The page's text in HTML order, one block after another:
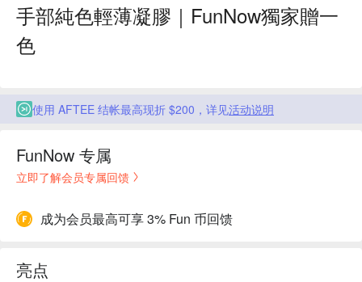
手部純色輕薄凝膠｜FunNow獨家贈一
色
使用 AFTEE 结帐最高现折 $200，详见活动说明
FunNow 专属
立即了解会员专属回馈
成为会员最高可享 3% Fun 币回馈
亮点